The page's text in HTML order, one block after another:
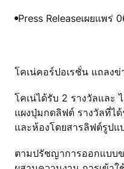
Press Releaseเผยแพร่
โคเน่คอร์ปอเรชั่น แถลง
โคเน่ได้รับ 2 รางวัลและ
แผงปุ่มกดลิฟต์ รางวัลที่ไ
และห้องโดยสารลิฟต์รูป
ตามปรัชญาการออกแบบ